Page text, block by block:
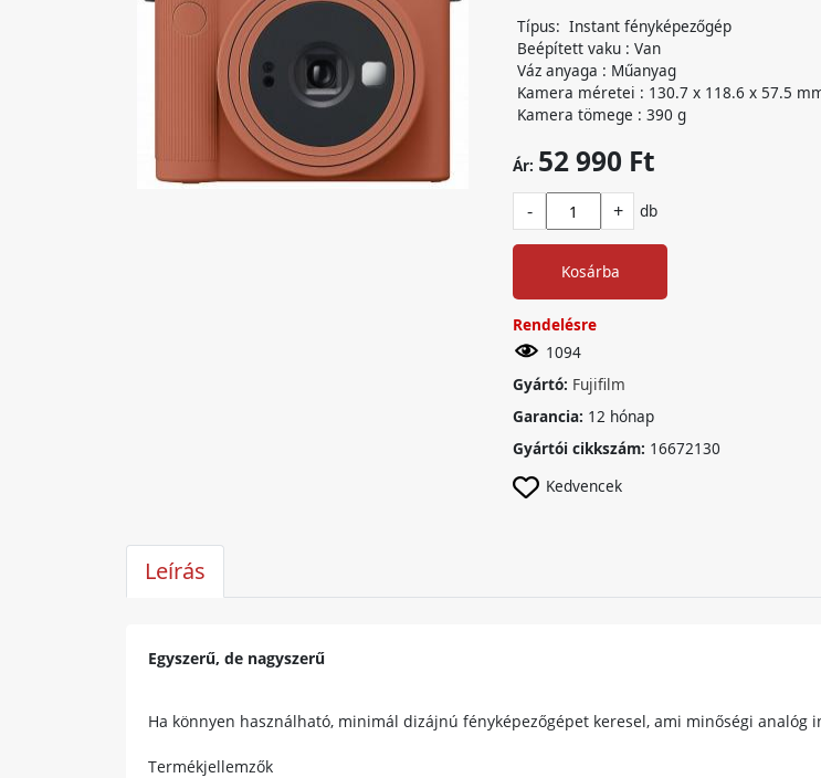
Típus: Instant fényképezőgép
Beépített vaku : Van
Váz anyaga : Műanyag
Kamera méretei : 130.7 x 118.6 x 57.5
Kamera tömege : 390 g
Ár: 52 990 Ft
- + db
Kosárba
Rendelésre
1094
Gyártó: Fujifilm
Garancia: 12 hónap
Gyártói cikkszám: 16672130
Kedvencek
Leírás
Egyszerű, de nagyszerű
Ha könnyen használható, minimál dizájnú fényképezőgépet keresel, ami minőségi analóg
Termékjellemzők